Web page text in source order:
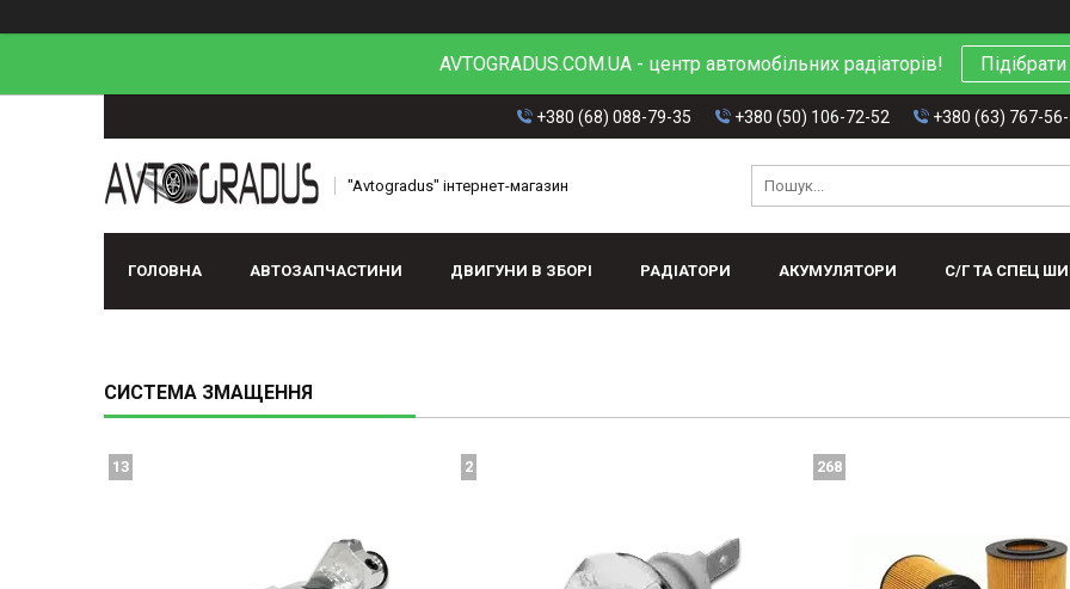
AVTOGRADUS.COM.UA - центр автомобільних радіаторів!
+380 (68) 088-79-35 +380 (50) 106-72-52 +380 (63) 767-
"Avtogradus" інтернет-магазин
ГОЛОВНА АВТОЗАПЧАСТИНИ ДВИГУНИ В ЗБОРІ РАДІАТОРИ АКУМУЛЯТОРИ С/Г ТА СПЕЦ
СИСТЕМА ЗМАЩЕННЯ
13 2 268